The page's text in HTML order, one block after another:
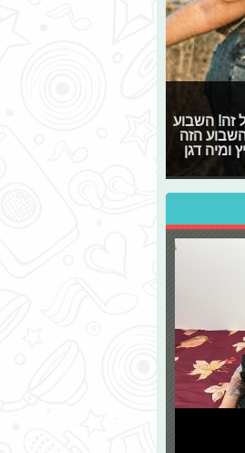
זה! השבוע
השבוע הזה
ומיה דגן